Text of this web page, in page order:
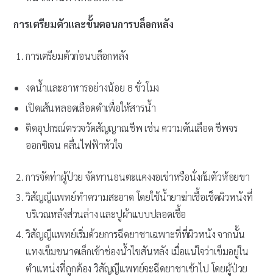
การเตรียมตัวและขั้นตอนการบล็อกหลัง
การเตรียมตัวก่อนบล็อกหลัง
งดน้ำและอาหารอย่างน้อย 8 ชั่วโมง
เปิดเส้นหลอดเลือดดำเพื่อให้สารน้ำ
ติดอุปกรณ์ตรวจวัดสัญญาณชีพ เช่น ความดันเลือด ชีพจร
ออกซิเจน คลื่นไฟฟ้าหัวใจ
การจัดท่าผู้ป่วย จัดทานอนตะแคงงอเข่าหรือนั่งก้มตัวห้อยขา
วิสัญญีแพทย์ทำความสะอาด โดยใช้น้ำยาฆ่าเชื้อเช็ดผิวหนังที่
บริเวณหลังส่วนล่าง และปูผ้าแบบปลอดเชื้อ
วิสัญญีแพทย์เริ่มด้วยการฉีดยาชาเฉพาะที่ที่ผิวหนัง จากนั้น
แทงเข็มขนาดเล็กเข้าช่องน้ำไขสันหลัง เมื่อแน่ใจว่าเข็มอยู่ใน
ตำแหน่งที่ถูกต้อง วิสัญญีแพทย์จะฉีดยาชาเข้าไป โดยผู้ป่วย